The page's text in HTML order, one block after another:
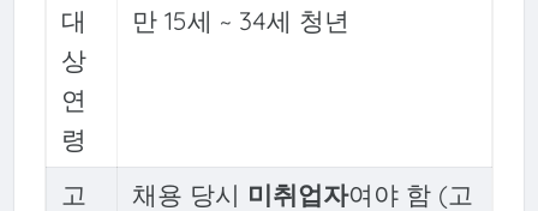
대
상
연
령
만 15세 ~ 34세 청년
고
채용 당시 미취업자여야 함 (고